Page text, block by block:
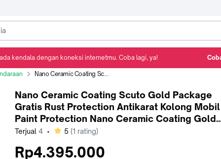
Nano Ceramic Coating Scuto Gold Package Gratis Rust Protection Antikarat Kolong Mobil | Paint Protection Nano Ceramic Coating Gold Package - Small car
Nano Ceramic Coating Scuto Gold Package
Gratis Rust Protection Antikarat Kolong
Paint Protection Nano Ceramic Coating Gold
Package - Small car
Terjual 4 • bintang
5 (1 rating)
Rp4.395.000
kendala dengan koneksi internetmu. Coba lagi, ya!